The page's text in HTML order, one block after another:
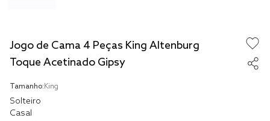
Jogo de Cama 4 Peças King Altenburg
Toque Acetinado Gipsy
Tamanho: King
Solteiro
Casal
travesseiro
cobre leito